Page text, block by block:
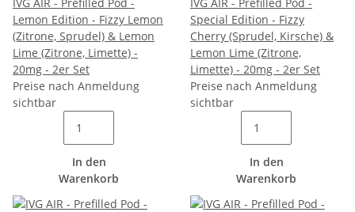
Lemon Edition - Fizzy Lemon
(Zitrone, Sprudel) & Lemon
Lime (Zitrone, Limette) -
20mg - 2er Set
Preise nach Anmeldung
sichtbar
In den
Warenkorb
Special Edition - Fizzy
Cherry (Sprudel, Kirsche) &
Lemon Lime (Zitrone,
Limette) - 20mg - 2er Set
Preise nach Anmeldung
sichtbar
In den
Warenkorb